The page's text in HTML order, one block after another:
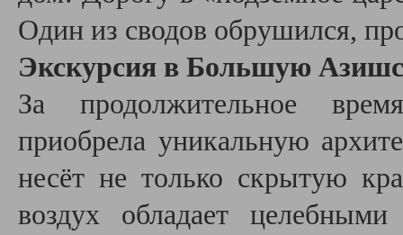
Один из сводов обрушился,
Экскурсия в Большую
За продолжительное
приобрела уникальную
несёт не только скрытую
воздух обладает